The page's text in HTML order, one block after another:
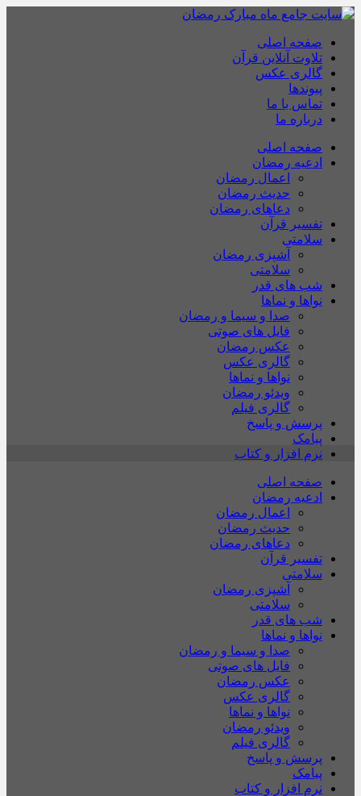
صفحه اصلی
تلاوت آنلاین قرآن
گالری عکس
پیوندها
تماس با ما
درباره ما
صفحه اصلی
ادعیه رمضان
اعمال رمضان
حدیث رمضان
دعاهای رمضان
تفسیر قرآن
سلامتی
آشپزی رمضان
سلامتی
شب های قدر
نواها و نماها
صدا و سیما و رمضان
فایل های صوتی
عکس رمضان
گالری عکس
نواها و نماها
ویدئو رمضان
گالری فیلم
پرسش و پاسخ
پیامک
نرم افزار و کتاب
صفحه اصلی
ادعیه رمضان
اعمال رمضان
حدیث رمضان
دعاهای رمضان
تفسیر قرآن
سلامتی
آشپزی رمضان
سلامتی
شب های قدر
نواها و نماها
صدا و سیما و رمضان
فایل های صوتی
عکس رمضان
گالری عکس
نواها و نماها
ویدئو رمضان
گالری فیلم
پرسش و پاسخ
پیامک
نرم افزار و کتاب